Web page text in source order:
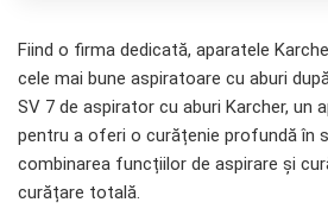
Fiind o firma dedicată, aparatele
cele mai bune aspiratoare cu aburi
SV 7 de aspirator cu aburi Karcher, un
pentru a oferi o curățenie profundă în
combinarea funcțiilor de aspirare și
curățare totală.